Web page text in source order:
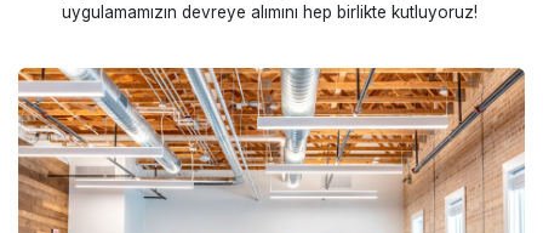
uygulamamızın devreye alımını hep birlikte kutluyoruz!